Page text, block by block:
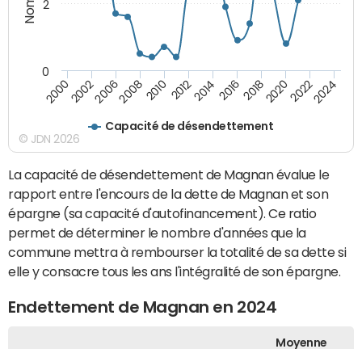
Capacité de désendettement
20002002200620082010 2012201420162018202020222024
0
2
© JDN 2026
La capacité de désendettement de Magnan évalue le
rapport entre l'encours de la dette de Magnan et son
épargne (sa capacité d'autofinancement). Ce ratio
permet de déterminer le nombre d'années que la
commune mettra à rembourser la totalité de sa dette si
elle y consacre tous les ans l'intégralité de son épargne.
Endettement de Magnan en 2024
Moyenne